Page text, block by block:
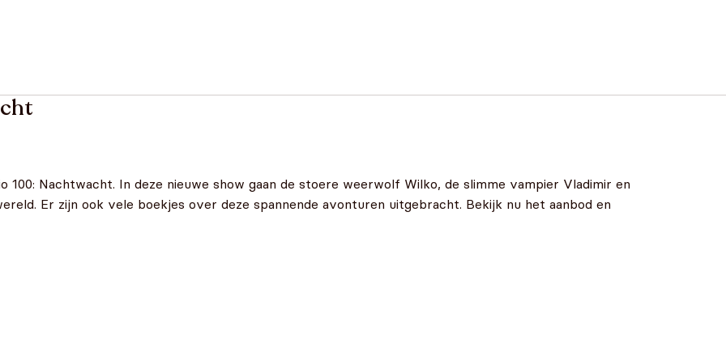
100: Nachtwacht. In deze nieuwe show gaan de stoere weerwolf Wilko, de slimme vampier Vladimir en
Er zijn ook vele boekjes over deze spannende avonturen uitgebracht. Bekijk nu het aanbod en